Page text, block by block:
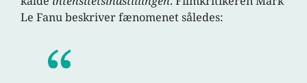
Le Fanu beskriver fænomenet således: